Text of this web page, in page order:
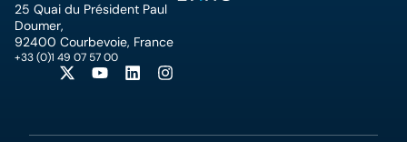
25 Quai du Président Paul
Doumer,
92400 Courbevoie, France
+33 (0)1 49 07 57 00